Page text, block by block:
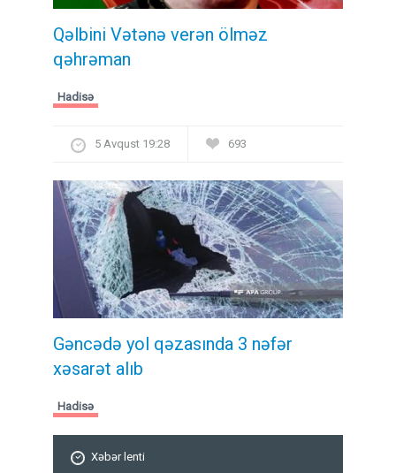
Qəlbini Vətənə verən ölməz
qəhrəman
Hadisə
5 Avqust 19:28 693
Gəncədə yol qəzasında 3 nəfər
xəsarət alıb
Hadisə
Xəbər lenti